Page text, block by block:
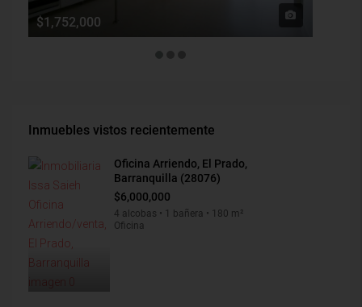
$1,752,000
Inmuebles vistos recientemente
Oficina Arriendo, El Prado,
Barranquilla (28076)
$6,000,000
4 alcobas • 1 bañera • 180 m²
Oficina